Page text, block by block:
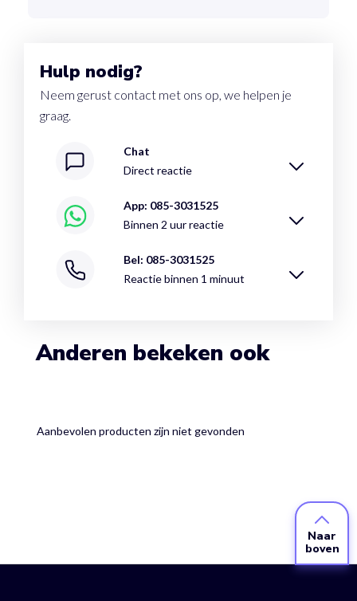
Hulp nodig?
Neem gerust contact met ons op, we helpen je
graag.
Chat
Direct reactie
App: 085-3031525
Binnen 2 uur reactie
Bel: 085-3031525
Reactie binnen 1 minuut
Anderen bekeken ook
Aanbevolen producten zijn niet gevonden
Naar
boven